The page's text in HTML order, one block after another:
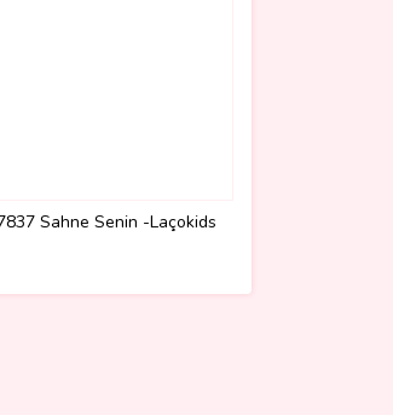
Sahne Senin -Laçokids